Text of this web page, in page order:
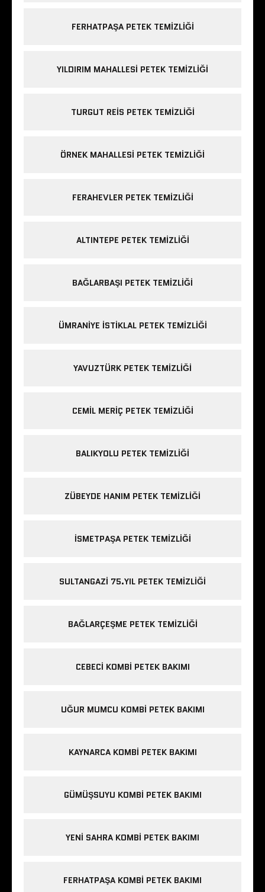
FERHATPAŞA PETEK TEMIZLIĞI
YILDIRIM MAHALLESI PETEK TEMIZLIĞI
TURGUT REIS PETEK TEMIZLIĞI
ÖRNEK MAHALLESI PETEK TEMIZLIĞI
FERAHEVLER PETEK TEMIZLIĞI
ALTINTEPE PETEK TEMIZLIĞI
BAĞLARBAŞI PETEK TEMIZLIĞI
ÜMRANIYE ISTIKLAL PETEK TEMIZLIĞI
YAVUZTÜRK PETEK TEMIZLIĞI
CEMIL MERIÇ PETEK TEMIZLIĞI
BALIKYOLU PETEK TEMIZLIĞI
ZÜBEYDE HANIM PETEK TEMIZLIĞI
ISMETPAŞA PETEK TEMIZLIĞI
SULTANGAZI 75.YIL PETEK TEMIZLIĞI
BAĞLARÇEŞME PETEK TEMIZLIĞI
CEBECI KOMBI PETEK BAKIMI
UĞUR MUMCU KOMBI PETEK BAKIMI
KAYNARCA KOMBI PETEK BAKIMI
GÜMÜŞSUYU KOMBI PETEK BAKIMI
YENI SAHRA KOMBI PETEK BAKIMI
FERHATPAŞA KOMBI PETEK BAKIMI